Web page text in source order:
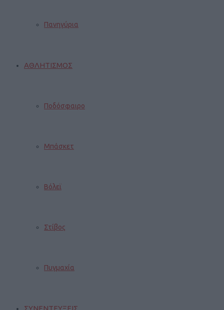
Πανηγύρια
ΑΘΛΗΤΙΣΜΟΣ
Ποδόσφαιρο
Μπάσκετ
Βόλεϊ
Στίβος
Πυγμαχία
ΣΥΝΕΝΤΕΥΞΕΙΣ